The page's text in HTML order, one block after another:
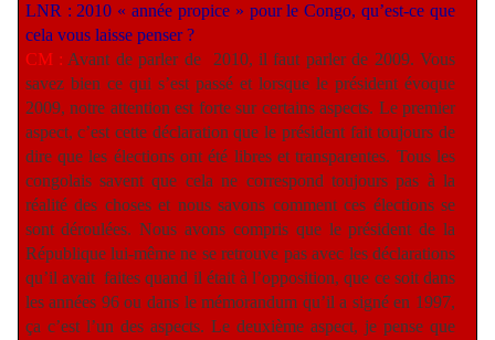
LNR : 2010 « année propice » pour le Congo, qu’est-ce que
cela vous laisse penser ?
CM : Avant de parler de
2010, il faut parler de 2009. Vous
savez bien ce qui s’est passé et lorsque le président évoque
2009, notre attention est forte sur certains aspects. Le premier
aspect, c’est cette déclaration que le président fait toujours de
dire que les élections ont été libres et transparentes. Tous les
congolais savent que cela ne correspond toujours pas à la
réalité des choses et nous savons comment ces élections se
sont déroulées. Nous avons compris que le président de la
République lui-même ne se retrouve pas avec les déclarations
qu’il avait faites quand il était à l’opposition, que ce soit dans
les années 96 ou dans le mémorandum qu’il a signé en 1997,
ça c’est l’un des aspects. Le deuxième aspect, je pense que